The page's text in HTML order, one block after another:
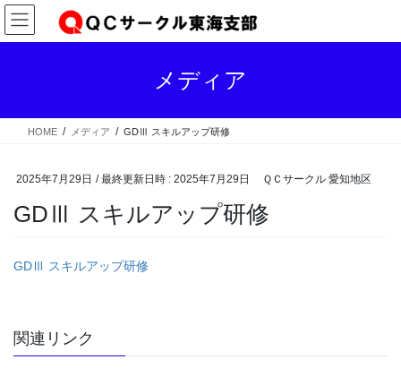
コ
ン
テ
ス
ナ
ビ
ゲ
ン
メディア
HOME メディア GDⅢ スキルアップ研修
2025年7月29日 / 最終更新日時 : 2025年7月29日 ＱＣサークル 愛知地区
GDⅢ スキルアップ研修
GDⅢ スキルアップ研修
関連リンク